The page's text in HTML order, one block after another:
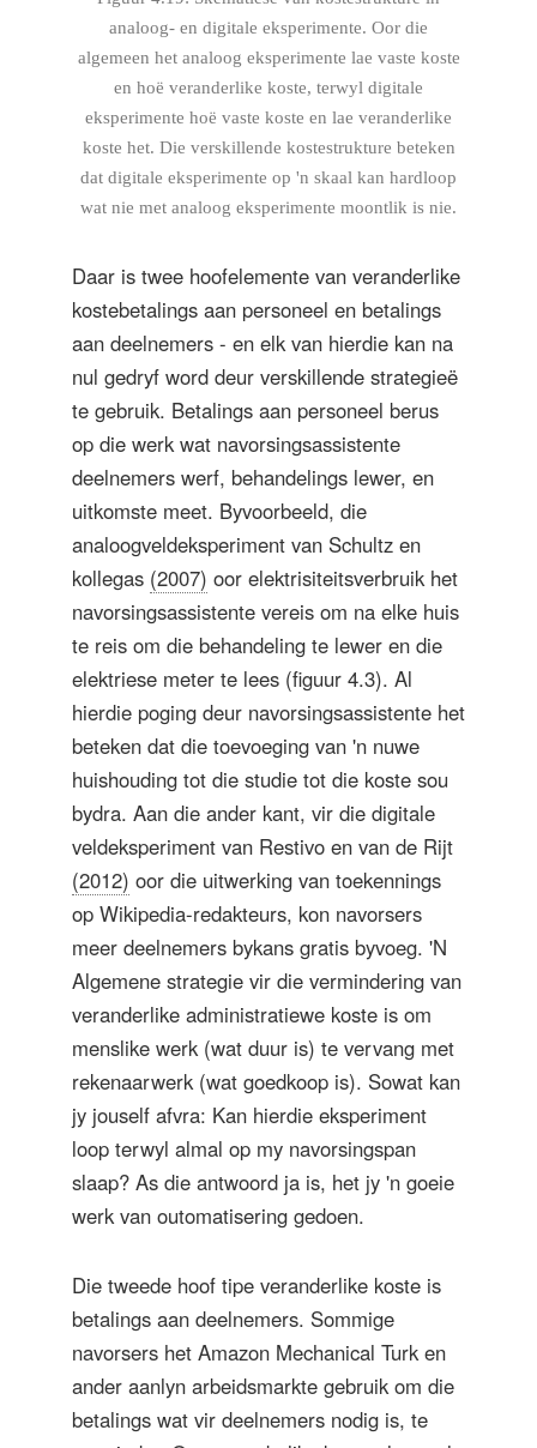
analoog- en digitale eksperimente. Oor die
algemeen het analoog eksperimente lae vaste koste
en hoë veranderlike koste, terwyl digitale
eksperimente hoë vaste koste en lae veranderlike
koste het. Die verskillende kostestrukture beteken
dat digitale eksperimente op 'n skaal kan hardloop
wat nie met analoog eksperimente moontlik is nie.
Daar is twee hoofelemente van veranderlike
kostebetalings aan personeel en betalings
aan deelnemers - en elk van hierdie kan na
nul gedryf word deur verskillende strategieë
te gebruik. Betalings aan personeel berus
op die werk wat navorsingsassistente
deelnemers werf, behandelings lewer, en
uitkomste meet. Byvoorbeeld, die
analoogveldeksperiment van Schultz en
kollegas (2007) oor elektrisiteitsverbruik het
navorsingsassistente vereis om na elke huis
te reis om die behandeling te lewer en die
elektriese meter te lees (figuur 4.3). Al
hierdie poging deur navorsingsassistente het
beteken dat die toevoeging van 'n nuwe
huishouding tot die studie tot die koste sou
bydra. Aan die ander kant, vir die digitale
veldeksperiment van Restivo en van de Rijt
(2012) oor die uitwerking van toekennings
op Wikipedia-redakteurs, kon navorsers
meer deelnemers bykans gratis byvoeg. 'N
Algemene strategie vir die vermindering van
veranderlike administratiewe koste is om
menslike werk (wat duur is) te vervang met
rekenaarwerk (wat goedkoop is). Sowat kan
jy jouself afvra: Kan hierdie eksperiment
loop terwyl almal op my navorsingspan
slaap? As die antwoord ja is, het jy 'n goeie
werk van outomatisering gedoen.
Die tweede hoof tipe veranderlike koste is
betalings aan deelnemers. Sommige
navorsers het Amazon Mechanical Turk en
ander aanlyn arbeidsmarkte gebruik om die
betalings wat vir deelnemers nodig is, te